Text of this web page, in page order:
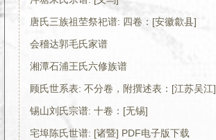
唐氏三族祖茔祭祀谱: 四卷：[安徽歙县]
会稽达郭毛氏家谱
湘潭石浦王氏六修族谱
顾氏世系表: 不分卷，附撰述表：[江苏吴江]
锡山刘氏宗谱: 十卷：[无锡]
宅埠陈氏世谱: [诸暨] PDF电子版下载